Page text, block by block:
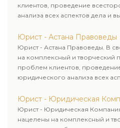
клиентов, проведение
анализа всех аспектов дела и
Юрист - Астана Правоведы
Юрист - Астана Правоведы. В
на комплексный и творческий
проблем клиентов,
юридического анализа всех
Юрист - Юридическая
Юрист - Юридическая
нацелены на комплексный и